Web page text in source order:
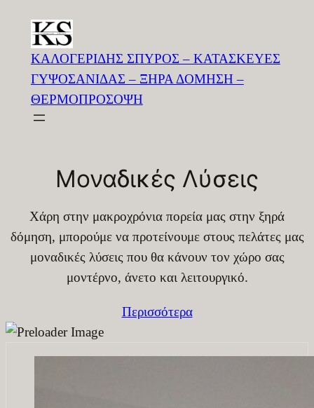
contentΚΑΛΟΓΕΡΙΔΗΣ ΣΠΥΡΟΣ – ΚΑΤΑΣΚΕΥΕΣ
ΓΥΨΟΣΑΝΙΔΑΣ – ΞΗΡΑ ΔΟΜΗΣΗ –
ΘΕΡΜΟΠΡΟΣΟΨΗ
Μοναδικές Λύσεις
Χάρη στην μακροχρόνια πορεία μας στην ξηρά
δόμηση, μπορούμε να προτείνουμε στους πελάτες μας
μοναδικές λύσεις που θα κάνουν τον χώρο σας
μοντέρνο, άνετο και λειτουργικό.
Περισσότερα